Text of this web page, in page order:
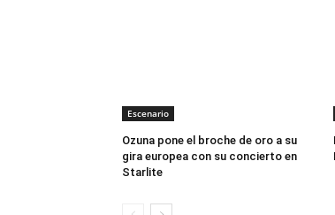
Escenario
Ozuna pone el broche de oro a su
gira europea con su concierto en
Starlite